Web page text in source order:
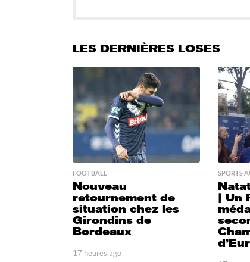
LES DERNIÈRES LOSES
FOOTBALL
Nouveau
retournement de
situation chez les
Girondins de
Bordeaux
17 heures ago
SPORTS
| Un